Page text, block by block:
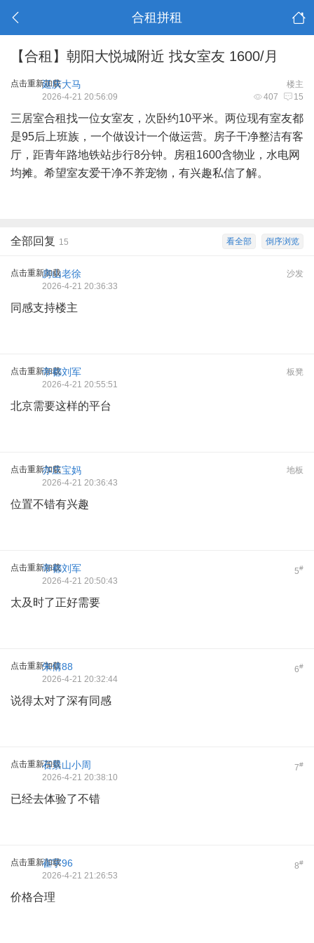
合租拼租
【合租】朝阳大悦城附近 找女室友 1600/月
点击重新加载 楼主
延庆大马
407 15
2026-4-21 20:56:09
三居室合租找一位女室友，次卧约10平米。两位现有室友都
是95后上班族，一个做设计一个做运营。房子干净整洁有客
厅，距青年路地铁站步行8分钟。房租1600含物业，水电网
均摊。希望室友爱干净不养宠物，有兴趣私信了解。
倒序浏览
看全部
全部回复 15
点击重新加载 沙发
房山老徐
2026-4-21 20:36:33
同感支持楼主
点击重新加载 板凳
帝都刘军
2026-4-21 20:55:51
北京需要这样的平台
点击重新加载 地板
亦庄宝妈
2026-4-21 20:36:43
位置不错有兴趣
点击重新加载 5#
帝都刘军
2026-4-21 20:50:43
太及时了正好需要
点击重新加载 6#
朱倩88
2026-4-21 20:32:44
说得太对了深有同感
点击重新加载 7#
石景山小周
2026-4-21 20:38:10
已经去体验了不错
点击重新加载 8#
崔宇96
2026-4-21 21:26:53
价格合理